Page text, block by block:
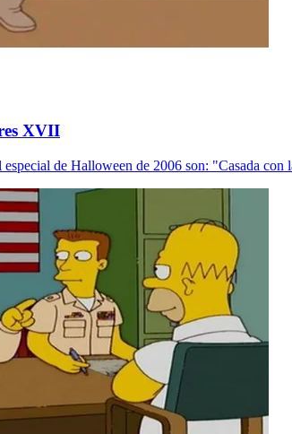
XVII
especial de Halloween de 2006 son: "Casada